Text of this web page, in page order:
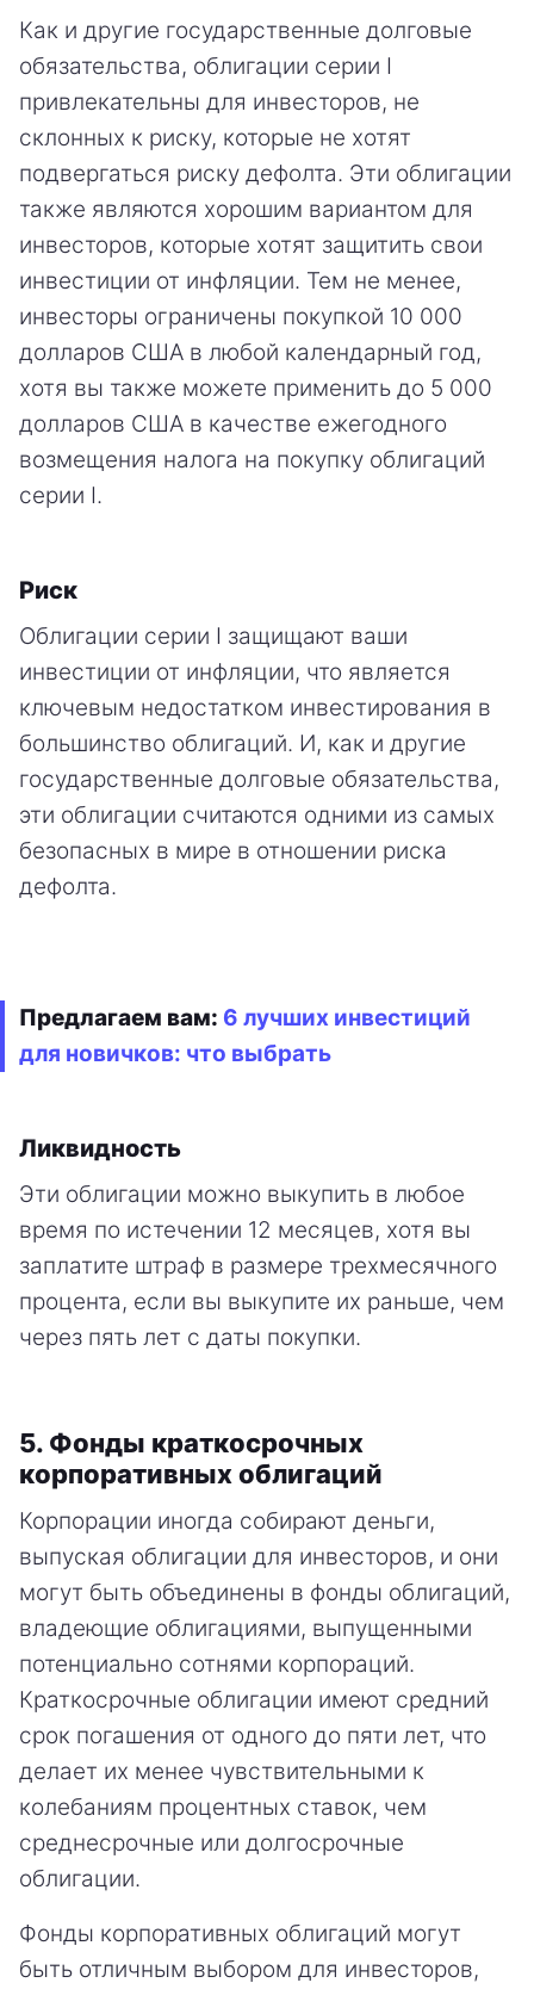
Как и другие государственные долговые
обязательства, облигации серии I
привлекательны для инвесторов, не
склонных к риску, которые не хотят
подвергаться риску дефолта. Эти облигации
также являются хорошим вариантом для
инвесторов, которые хотят защитить свои
инвестиции от инфляции. Тем не менее,
инвесторы ограничены покупкой 10 000
долларов США в любой календарный год,
хотя вы также можете применить до 5 000
долларов США в качестве ежегодного
возмещения налога на покупку облигаций
серии I.
Риск
Облигации серии I защищают ваши
инвестиции от инфляции, что является
ключевым недостатком инвестирования в
большинство облигаций. И, как и другие
государственные долговые обязательства,
эти облигации считаются одними из самых
безопасных в мире в отношении риска
дефолта.
Предлагаем вам: 6 лучших инвестиций
для новичков: что выбрать
Ликвидность
Эти облигации можно выкупить в любое
время по истечении 12 месяцев, хотя вы
заплатите штраф в размере трехмесячного
процента, если вы выкупите их раньше, чем
через пять лет с даты покупки.
5. Фонды краткосрочных
корпоративных облигаций
Корпорации иногда собирают деньги,
выпуская облигации для инвесторов, и они
могут быть объединены в фонды облигаций,
владеющие облигациями, выпущенными
потенциально сотнями корпораций.
Краткосрочные облигации имеют средний
срок погашения от одного до пяти лет, что
делает их менее чувствительными к
колебаниям процентных ставок, чем
среднесрочные или долгосрочные
облигации.
Фонды корпоративных облигаций могут
быть отличным выбором для инвесторов,